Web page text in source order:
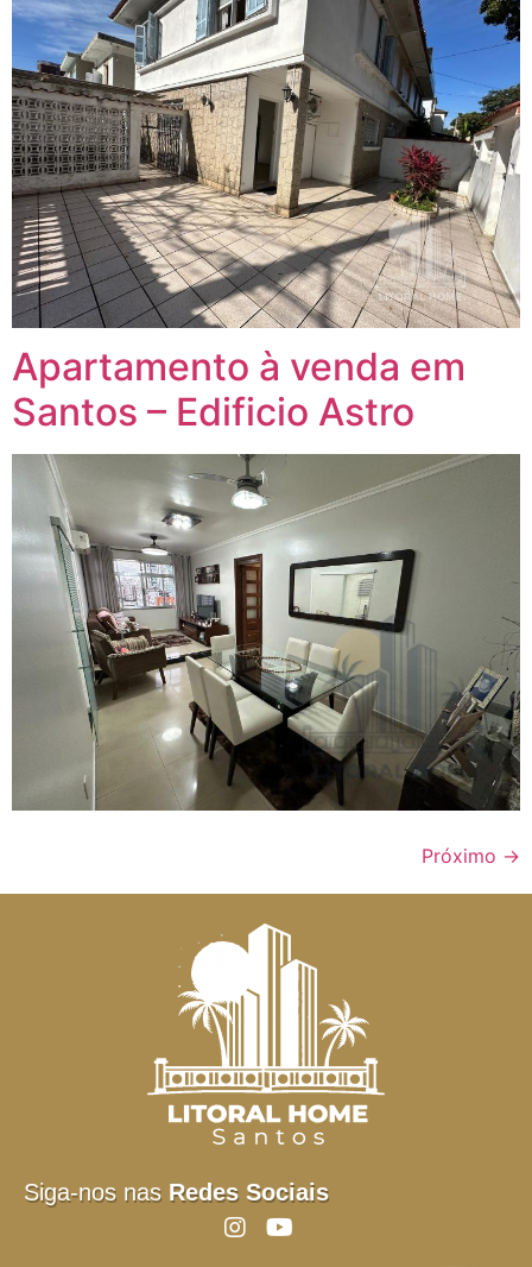
Apartamento à venda em
Santos – Edificio Astro
Próximo →
Siga-nos nas Redes Sociais